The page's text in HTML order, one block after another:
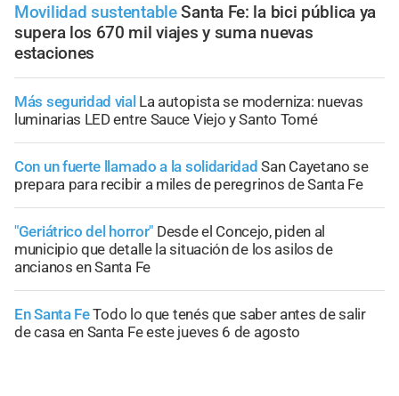
Movilidad sustentable Santa Fe: la bici pública ya
supera los 670 mil viajes y suma nuevas
estaciones
Más seguridad vial La autopista se moderniza: nuevas
luminarias LED entre Sauce Viejo y Santo Tomé
Con un fuerte llamado a la solidaridad San Cayetano se
prepara para recibir a miles de peregrinos de Santa Fe
"Geriátrico del horror" Desde el Concejo, piden al
municipio que detalle la situación de los asilos de
ancianos en Santa Fe
En Santa FeTodo lo que tenés que saber antes de salir
de casa en Santa Fe este jueves 6 de agosto